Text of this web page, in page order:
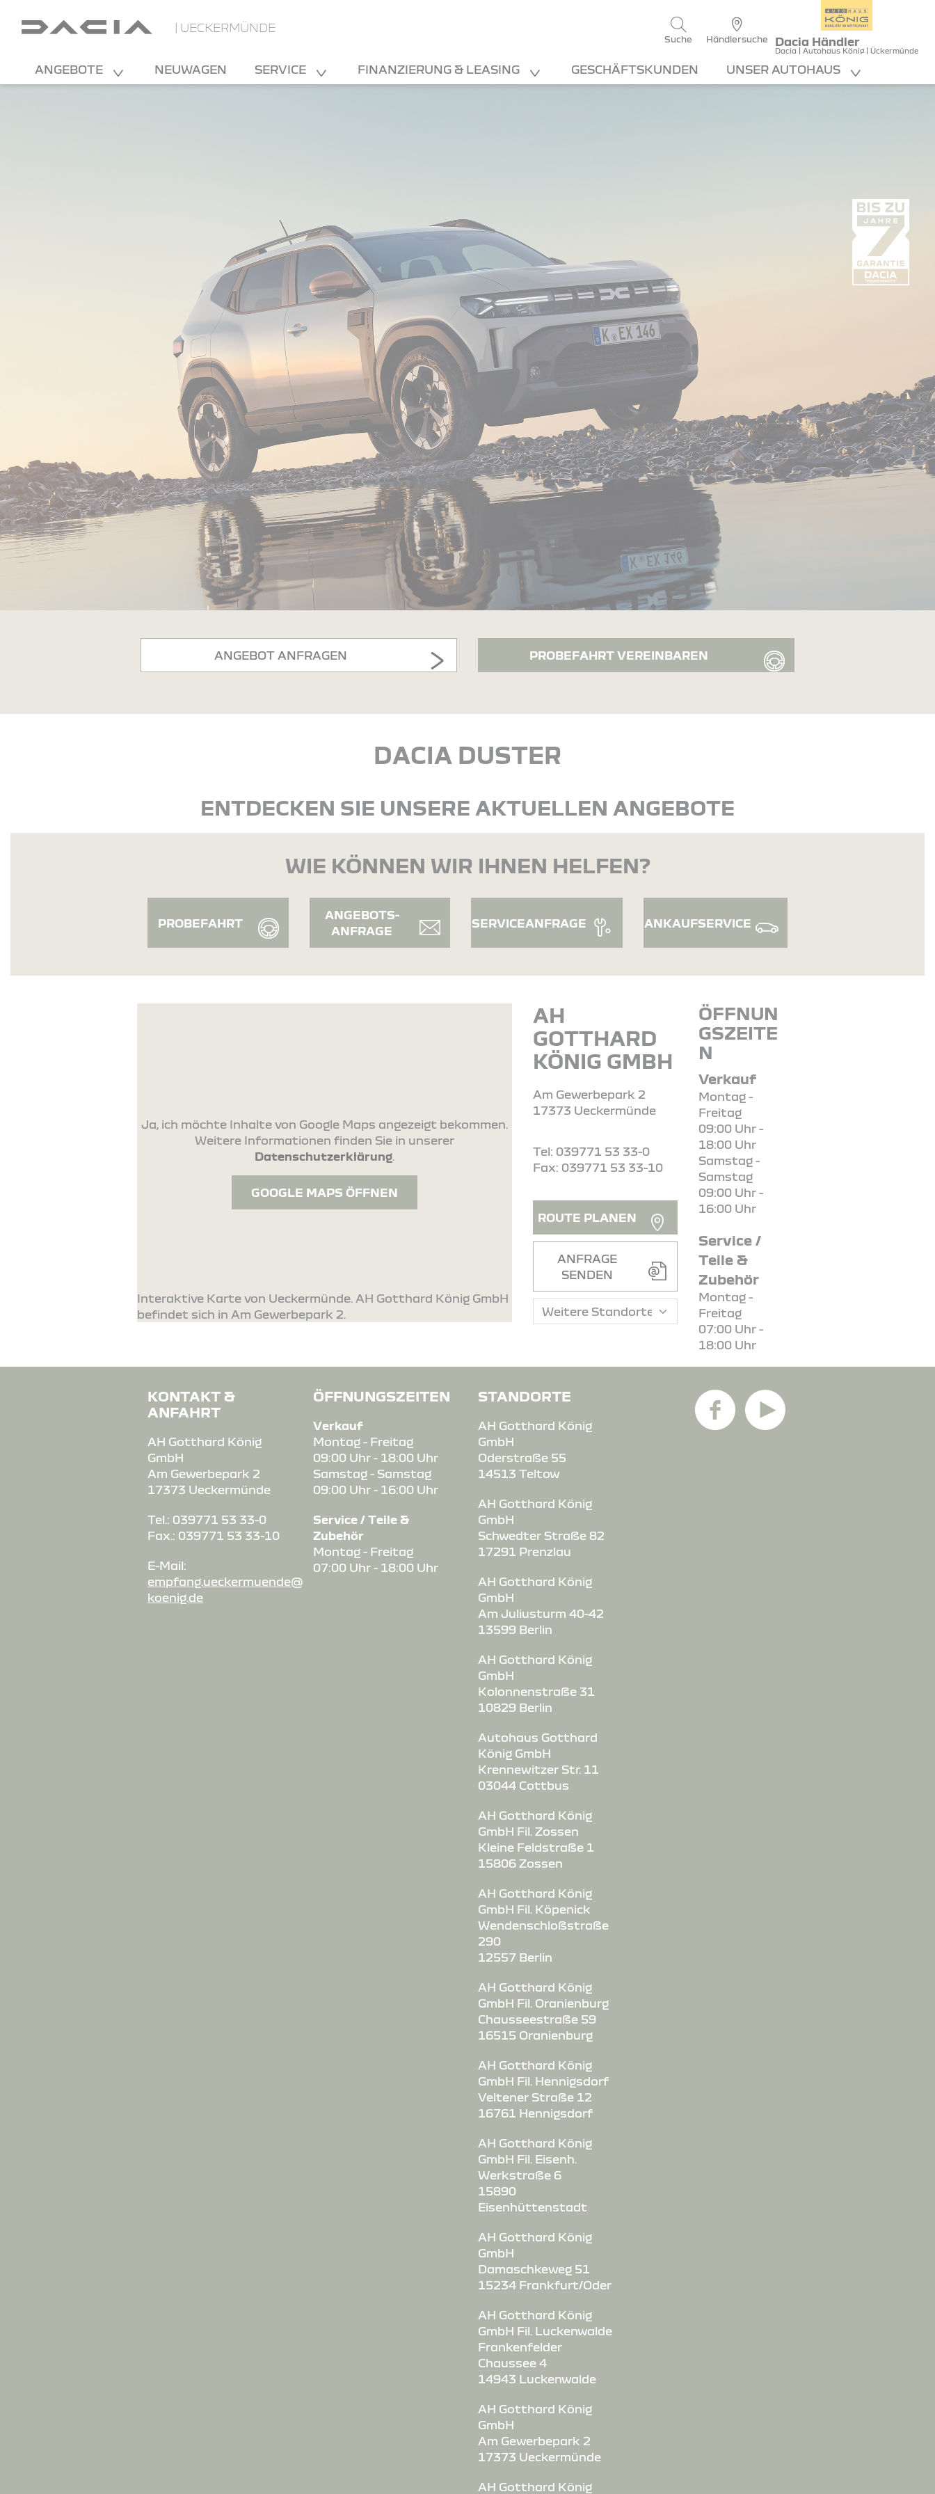
| UECKERMÜNDE
Suche Händlersuche Dacia Händler
Dacia | Autohaus König | Ückermünde
ANGEBOTE NEUWAGEN SERVICE FINANZIERUNG & LEASING GESCHÄFTSKUNDEN UNSER AUTOHAUS
ANGEBOT ANFRAGEN PROBEFAHRT VEREINBAREN
DACIA DUSTER
ENTDECKEN SIE UNSERE AKTUELLEN ANGEBOTE
WIE KÖNNEN WIR IHNEN HELFEN?
PROBEFAHRT
ANGEBOTS-
ANFRAGE
SERVICEANFRAGE ANKAUFSERVICE
Ja, ich möchte Inhalte von Google Maps angezeigt bekommen.
Weitere Informationen finden Sie in unserer
Datenschutzerklärung.
GOOGLE MAPS ÖFFNEN
Interaktive Karte von Ueckermünde. AH Gotthard König GmbH
befindet sich in Am Gewerbepark 2.
AH
GOTTHARD
KÖNIG GMBH
Am Gewerbepark 2
17373 Ueckermünde
Tel: 039771 53 33-0
Fax: 039771 53 33-10
ROUTE PLANEN
ANFRAGE
SENDEN
ÖFFNUN
GSZEITE
N
Verkauf
Montag -
Freitag
09:00 Uhr -
18:00 Uhr
Samstag -
Samstag
09:00 Uhr -
16:00 Uhr
Service /
Teile &
Zubehör
Montag -
Freitag
07:00 Uhr -
18:00 Uhr
KONTAKT &
ANFAHRT
AH Gotthard König
GmbH
Am Gewerbepark 2
17373 Ueckermünde
Tel.: 039771 53 33-0
Fax.: 039771 53 33-10
E-Mail:
empfang.ueckermuende@autohaus-
koenig.de
ÖFFNUNGSZEITEN
Verkauf
Montag - Freitag
09:00 Uhr - 18:00 Uhr
Samstag - Samstag
09:00 Uhr - 16:00 Uhr
Service / Teile &
Zubehör
Montag - Freitag
07:00 Uhr - 18:00 Uhr
STANDORTE
AH Gotthard König
GmbH
Oderstraße 55
14513 Teltow
AH Gotthard König
GmbH
Schwedter Straße 82
17291 Prenzlau
AH Gotthard König
GmbH
Am Juliusturm 40-42
13599 Berlin
AH Gotthard König
GmbH
Kolonnenstraße 31
10829 Berlin
Autohaus Gotthard
König GmbH
Krennewitzer Str. 11
03044 Cottbus
AH Gotthard König
GmbH Fil. Zossen
Kleine Feldstraße 1
15806 Zossen
AH Gotthard König
GmbH Fil. Köpenick
Wendenschloßstraße
290
12557 Berlin
AH Gotthard König
GmbH Fil. Oranienburg
Chausseestraße 59
16515 Oranienburg
AH Gotthard König
GmbH Fil. Hennigsdorf
Veltener Straße 12
16761 Hennigsdorf
AH Gotthard König
GmbH Fil. Eisenh.
Werkstraße 6
15890
Eisenhüttenstadt
AH Gotthard König
GmbH
Damaschkeweg 51
15234 Frankfurt/Oder
AH Gotthard König
GmbH Fil. Luckenwalde
Frankenfelder
Chaussee 4
14943 Luckenwalde
AH Gotthard König
GmbH
Am Gewerbepark 2
17373 Ueckermünde
AH Gotthard König